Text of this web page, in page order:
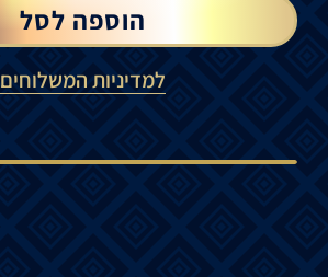
הוספה לסל
למדיניות המשלוחים